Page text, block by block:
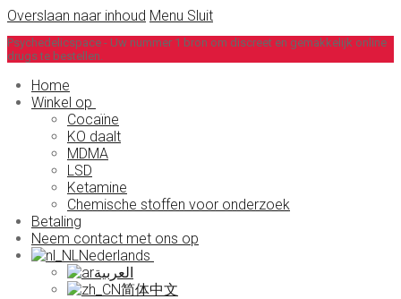
Overslaan naar inhoud Menu Sluit
Psychedelicspace - Uw nummer 1 bron om discreet en gemakkelijk online
drugs te bestellen.
Home
Winkel op
Cocaïne
KO daalt
MDMA
LSD
Ketamine
Chemische stoffen voor onderzoek
Betaling
Neem contact met ons op
Nederlands
العربية
简体中文